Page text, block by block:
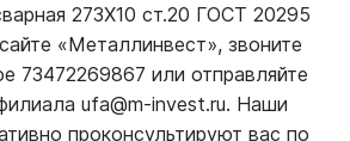
273Х10 ст.20 ГОСТ 20295
«Металлинвест», звоните
73472269867 или отправляйте
ufa@m-invest.ru. Наши
проконсультируют вас по